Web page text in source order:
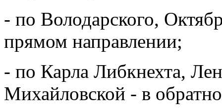
- по Володарского,
прямом направлении;
- по Карла Либкнехта,
Михайловской - в